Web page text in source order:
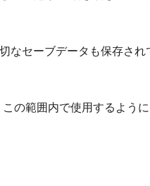
なセーブデータも保存され
範囲内で使用するように